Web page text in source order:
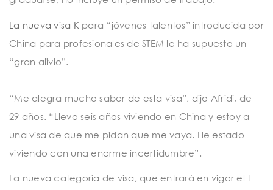
La nueva visa K para “jóvenes talentos” introducida por
China para profesionales de STEM le ha supuesto un
“gran alivio”.
“Me alegra mucho saber de esta visa”, dijo Afridi, de
29 años. “Llevo seis años viviendo en China y estoy a
una visa de que me pidan que me vaya. He estado
viviendo con una enorme incertidumbre”.
La nueva categoría de visa, que entrará en vigor el 1